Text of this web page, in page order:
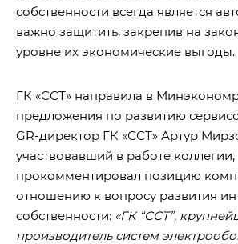
собственности всегда является
важно защитить, закрепив на
уровне их экономические выгоды.
ГК «ССТ» направила в
предложения по развитию
GR-директор ГК «ССТ» Артур
участвовавший в работе коллегии,
прокомментировал позицию
отношению к вопросу развития
собственности: «ГК “ССТ”,
производитель систем